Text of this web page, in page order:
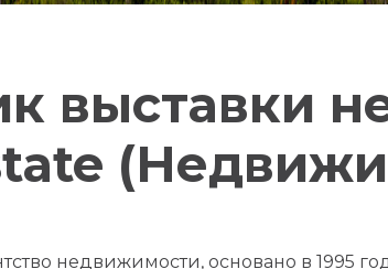
выставки
недвижимости, основано в 1995